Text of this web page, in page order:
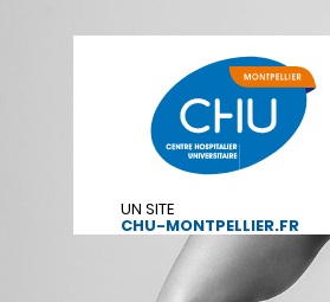
UN SITE
CHU-MONTPELLIER.FR